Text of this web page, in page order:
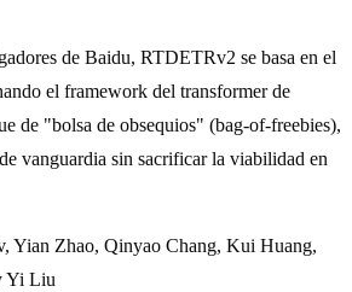
de Baidu, RTDETRv2 se basa en el
el framework del transformer de
de "bolsa de obsequios" (bag-of-freebies),
vanguardia sin sacrificar la viabilidad en
Yian Zhao, Qinyao Chang, Kui Huang,
Yi Liu